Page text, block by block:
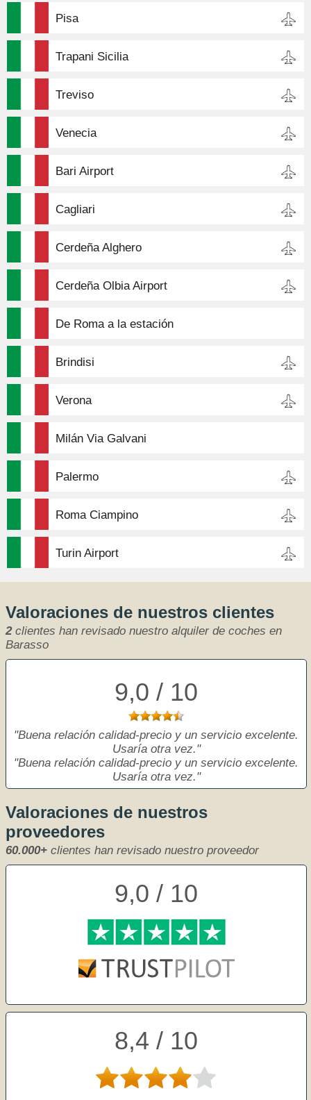
Pisa
Trapani Sicilia
Treviso
Venecia
Bari Airport
Cagliari
Cerdeña Alghero
Cerdeña Olbia Airport
De Roma a la estación
Brindisi
Verona
Milán Via Galvani
Palermo
Roma Ciampino
Turin Airport
Valoraciones de nuestros clientes
2clientes han revisado nuestro alquiler de coches en
Barasso
9,0 / 10
Buena relación calidad-precio y un servicio excelente.
Usaría otra vez.
Buena relación calidad-precio y un servicio excelente.
Usaría otra vez.
Valoraciones de nuestros
proveedores
60.000+ clientes han revisado nuestro proveedor
9,0 / 10
8,4 / 10